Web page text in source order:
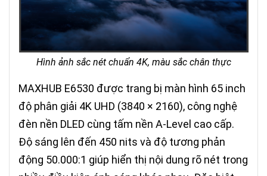
Hình ảnh sắc nét chuẩn 4K, màu sắc chân thực
MAXHUB E6530 được trang bị màn hình 65 inch
độ phân giải 4K UHD (3840 × 2160), công nghệ
đèn nền DLED cùng tấm nền A-Level cao cấp.
Độ sáng lên đến 450 nits và độ tương phản
động 50.000:1 giúp hiển thị nội dung rõ nét trong